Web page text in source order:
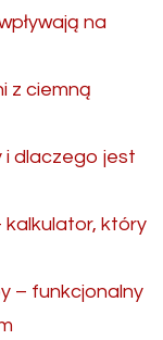
na
z ciemną
i dlaczego jest
kalkulator, który
– funkcjonalny